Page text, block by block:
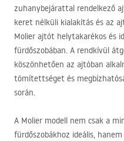
zuhanybejárattal rendelkező
keret nélküli kialakítás és az
Molier ajtót helytakarékos és
fürdőszobában. A rendkívül
köszönhetően az ajtóban
tömítettséget és
során.
A Molier modell nem csak a
fürdőszobákhoz ideális,